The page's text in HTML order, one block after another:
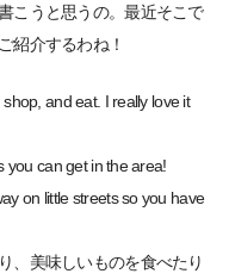
こうと思うの。最近そこで
紹介するわね！
and eat. I really love it
you can get in the area!
on little streets so you have
、美味しいものを食べたり